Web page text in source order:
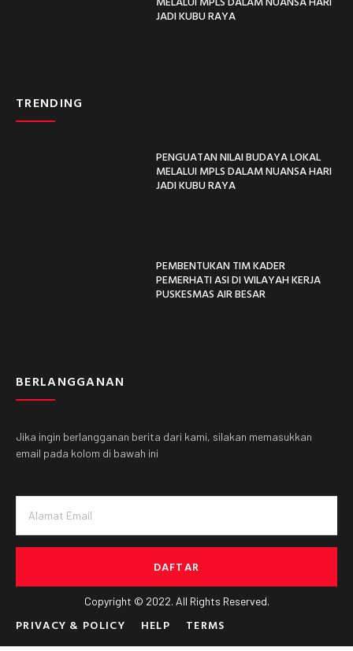
JADI KUBU RAYA
TRENDING
PENGUATAN NILAI BUDAYA LOKAL
MELALUI MPLS DALAM NUANSA HARI
JADI KUBU RAYA
PEMBENTUKAN TIM KADER
PEMERHATI ASI DI WILAYAH KERJA
PUSKESMAS AIR BESAR
BERLANGGANAN
Jika ingin berlangganan berita dari kami, silakan memasukkan
email pada kolom di bawah ini
DAFTAR
Copyright © 2022. All Rights Reserved.
PRIVACY & POLICY HELP TERMS